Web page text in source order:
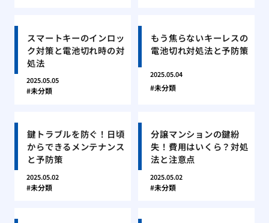
スマートキーのインロッ
ク対策と電池切れ時の対
処法
2025.05.05
未分類
もう焦らないキーレスの
電池切れ対処法と予防策
2025.05.04
未分類
鍵トラブルを防ぐ！日頃
からできるメンテナンス
と予防策
2025.05.02
未分類
分譲マンションの鍵紛
失！費用はいくら？対処
法と注意点
2025.05.02
未分類